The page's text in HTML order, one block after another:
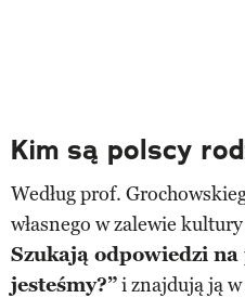
Kim są polscy
Według prof.
własnego w zalewie
Szukają odpowiedzi
jesteśmy?”i znajdują ją